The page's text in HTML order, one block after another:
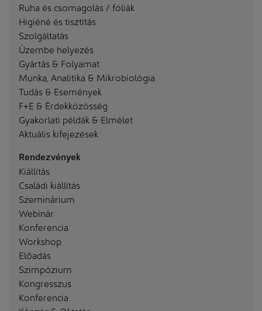
Ruha és csomagolás / fóliák
Higiéné és tisztítás
Szolgáltatás
Üzembe helyezés
Gyártás & Folyamat
Munka, Analitika & Mikrobiológia
Tudás & Események
F+E & Érdekközösség
Gyakorlati példák & Elmélet
Aktuális kifejezések
Rendezvények
Kiállítás
Családi kiállítás
Szeminárium
Webinár
Konferencia
Workshop
Előadás
Szimpózium
Kongresszus
Konferencia